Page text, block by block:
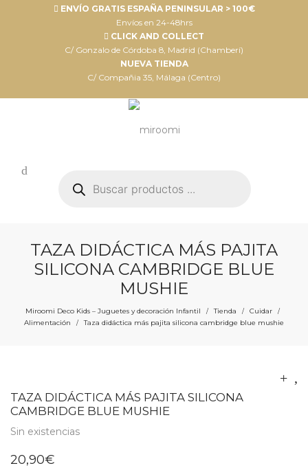
ENVÍO GRATIS ESPAÑA PENINSULAR > 100€
Envíos en 24-48hrs
CLICK AND COLLECT
C/ Gonzalo de Córdoba 8, Madrid (Chamberí)
NUEVA TIENDA
C/ Compañia 35, Málaga (Centro)
productos
TAZA DIDÁCTICA MÁS PAJITA
SILICONA CAMBRIDGE BLUE
MUSHIE
Miroomi Deco Kids – Juguetes y decoración Infantil / Tienda / Cuidar /
Alimentación / Taza didáctica más pajita silicona cambridge blue mushie
TAZA DIDÁCTICA MÁS PAJITA SILICONA
CAMBRIDGE BLUE MUSHIE
Sin existencias
20,90€